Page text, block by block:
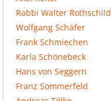
Rabbi Walter Rothschild
Wolfgang Schäfer
Frank Schmiechen
Karla Schönebeck
Hans von Seggern
Franz Sommerfeld